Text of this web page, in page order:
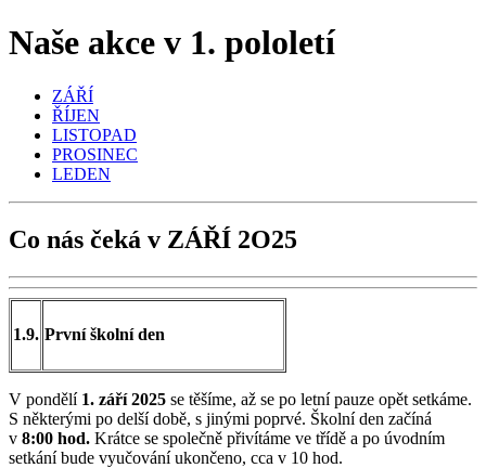
Naše akce v 1. pololetí
ZÁŘÍ
ŘÍJEN
LISTOPAD
PROSINEC
LEDEN
Co nás čeká v ZÁŘÍ 2O25
1.9. První školní den
V pondělí 1. září 2025 se těšíme, až se po letní pauze opět setkáme.
S některými po delší době, s jinými poprvé. Školní den začíná
v 8:00 hod. Krátce se společně přivítáme ve třídě a po úvodním
setkání bude vyučování ukončeno, cca v 10 hod.